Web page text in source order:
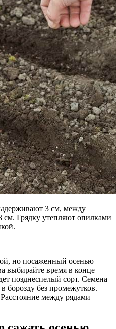
3 см, между
см. Грядку утепляют опилками
но посаженный осенью
выбирайте время в конце
позднеспелый сорт. Семена
борозду без промежутков.
между рядами